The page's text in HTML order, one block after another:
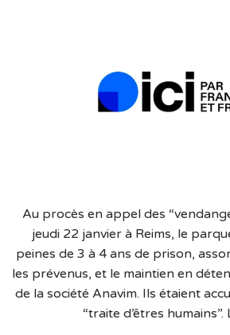
Au procès en appel des
jeudi 22 janvier à Reims, le
peines de 3 à 4 ans de prison,
les prévenus, et le maintien en
de la société Anavim. Ils étaient
“traite d’êtres